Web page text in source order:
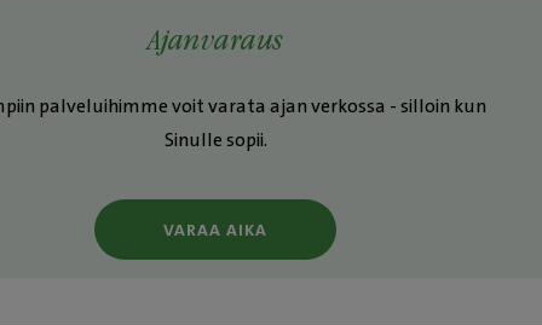
Ajanvaraus
palveluihimme voit varata ajan verkossa - silloin kun
Sinulle sopii.
VARAA AIKA